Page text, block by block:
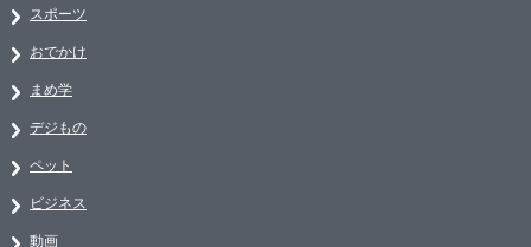
スポーツ
おでかけ
まめ学
デジもの
ペット
ビジネス
動画